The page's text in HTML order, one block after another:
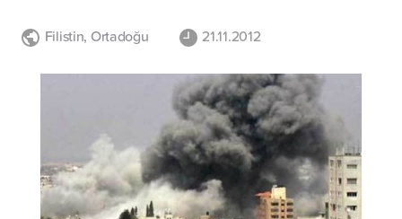
Filistin, Ortadoğu 21.11.2012